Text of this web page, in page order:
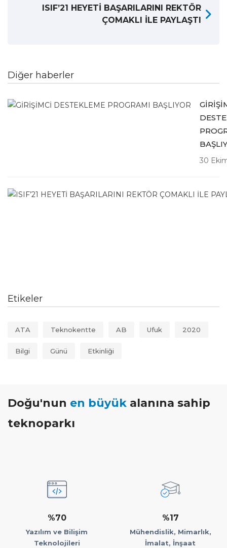
ISIF’21 HEYETİ BAŞARILARINI REKTÖR
ÇOMAKLI İLE PAYLAŞTI
Diğer haberler
30
Etikeler
ATA Teknokentte AB Ufuk 2020
Bilgi Günü Etkinliği
Doğu'nun en büyük alanına sahip
teknoparkı
%70
Yazılım ve Bilişim
Teknolojileri
%17
Mühendislik, Mimarlık,
İmalat, İnşaat